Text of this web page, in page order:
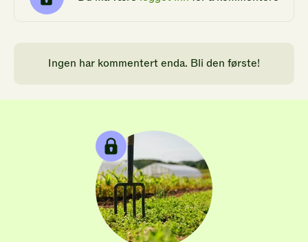
Ingen har kommentert enda. Bli den første!